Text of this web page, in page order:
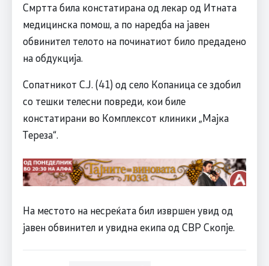
Смртта била констатирана од лекар од Итната
медицинска помош, а по наредба на јавен
обвинител телото на починатиот било предадено
на обдукција.
Сопатникот С.Ј. (41) од село Копаница се здобил
со тешки телесни повреди, кои биле
констатирани во Комплексот клиники „Мајка
Тереза“.
На местото на несреќата бил извршен увид од
јавен обвинител и увидна екипа од СВР Скопје.